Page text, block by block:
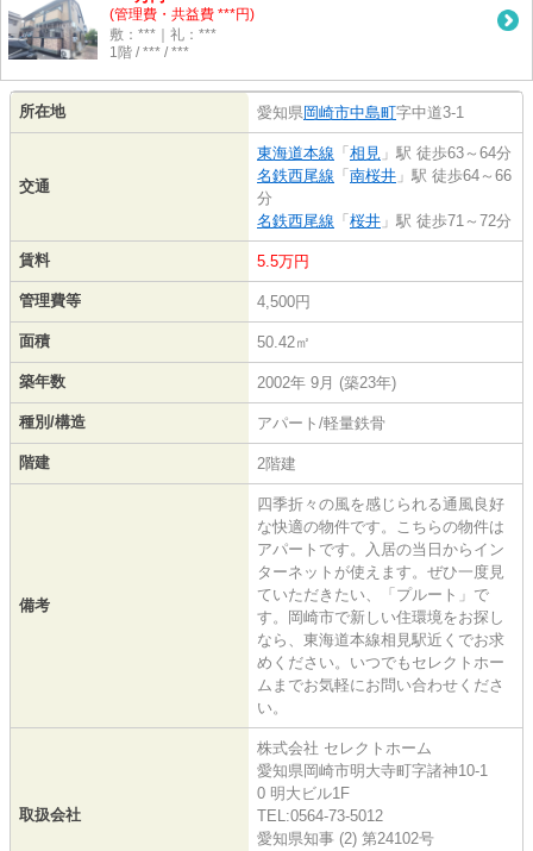
(管理費・共益費 ***円)
敷：***｜礼：***
1階 / *** / ***
所在地 愛知県岡崎市中島町字中道3-1
交通
東海道本線 「 相見 」駅 徒歩63～64分
名鉄西尾線 「 南桜井 」駅 徒歩64～66
分
名鉄西尾線 「 桜井 」駅 徒歩71～72分
賃料 5.5万円
管理費等 4,500円
面積 50.42㎡
築年数 2002年 9月 (築23年)
種別/構造 アパート/軽量鉄骨
階建 2階建
備考
四季折々の風を感じられる通風良好
な快適の物件です。こちらの物件は
アパートです。入居の当日からイン
ターネットが使えます。ぜひ一度見
ていただきたい、「プルート」で
す。岡崎市で新しい住環境をお探し
なら、東海道本線相見駅近くでお求
めください。いつでもセレクトホー
ムまでお気軽にお問い合わせくださ
い。
取扱会社
株式会社 セレクトホーム
愛知県岡崎市明大寺町字諸神10-1
0 明大ビル1F
TEL:0564-73-5012
愛知県知事 (2) 第24102号